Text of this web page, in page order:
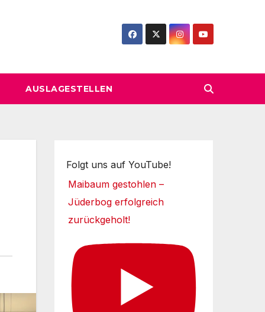
AUSLAGESTELLEN
Folgt uns auf YouTube!
Maibaum gestohlen –
Jüderbog erfolgreich
zurückgeholt!